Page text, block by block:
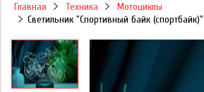
Главная Техника
Мотоциклы
Светильник "Спортивный байк (спортбайк)"